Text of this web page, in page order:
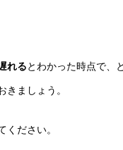
れるとわかった時点で、
ましょう。
ください。